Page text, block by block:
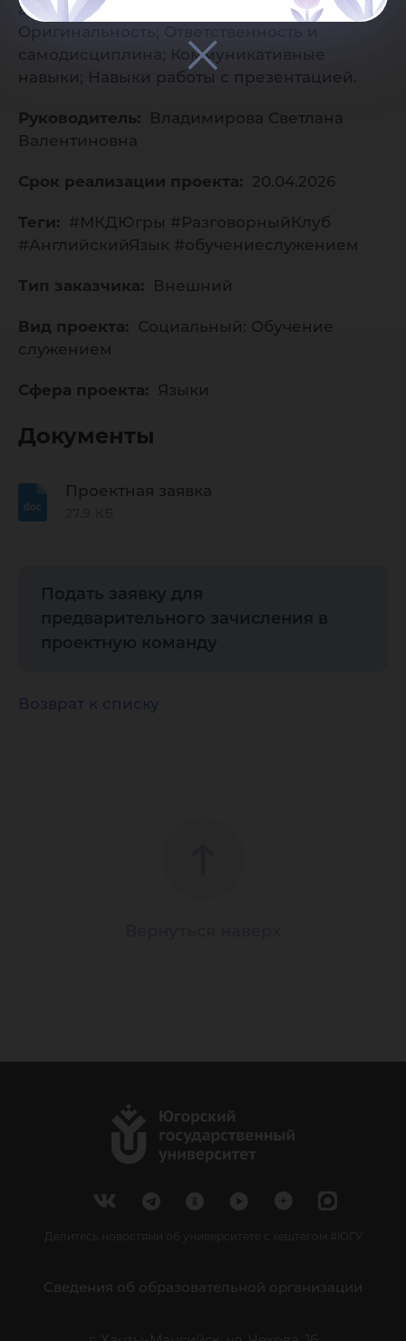
аудиторией; Креативное мышление;
Оригинальность; Ответственность и
самодисциплина; Коммуникативные
навыки; Навыки работы с презентацией.
Руководитель:
Владимирова Светлана
Валентиновна
Срок реализации проекта: 20.04.2026
Теги: #МКДЮгры #РазговорныйКлуб
#АнглийскийЯзык #обучениеслужением
Тип заказчика: Внешний
Вид проекта: Социальный: Обучение
служением
Сфера проекта: Языки
Документы
Проектная заявка
Подать заявку для
предварительного зачисления в
проектную команду
Возврат к списку
Делитесь новостями об университете с хештегом #ЮГУ
Сведения об образовательной организации